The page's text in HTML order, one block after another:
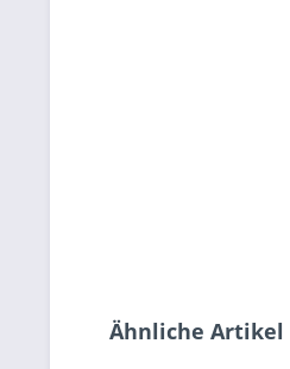
Ähnliche Artikel